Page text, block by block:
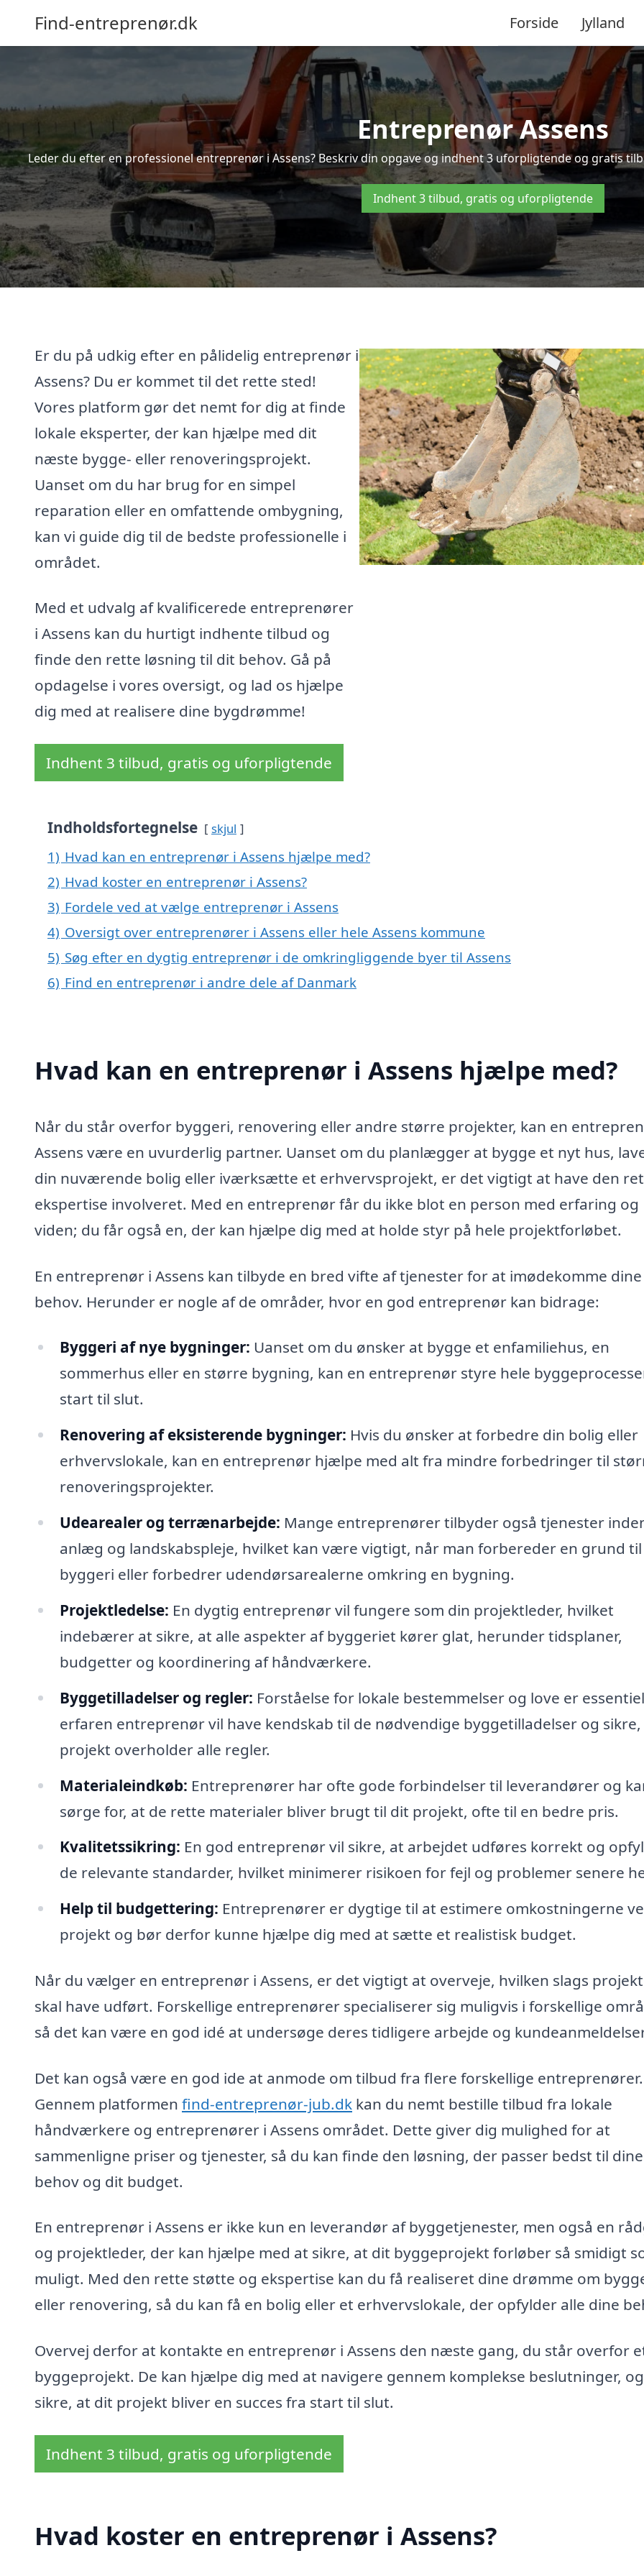
Find-entreprenør.dk Forside Jylland
Entreprenør Assens
Leder du efter en professionel entreprenør i Assens? Beskriv din opgave og indhent 3 uforpligtende og gratis
Indhent 3 tilbud, gratis og uforpligtende
Er du på udkig efter en pålidelig entreprenør i
Assens? Du er kommet til det rette sted!
Vores platform gør det nemt for dig at finde
lokale eksperter, der kan hjælpe med dit
næste bygge- eller renoveringsprojekt.
Uanset om du har brug for en simpel
reparation eller en omfattende ombygning,
kan vi guide dig til de bedste professionelle i
området.
Med et udvalg af kvalificerede entreprenører
i Assens kan du hurtigt indhente tilbud og
finde den rette løsning til dit behov. Gå på
opdagelse i vores oversigt, og lad os hjælpe
dig med at realisere dine bygdrømme!
Indhent 3 tilbud, gratis og uforpligtende
Indholdsfortegnelse skjul
1) Hvad kan en entreprenør i Assens hjælpe med?
2) Hvad koster en entreprenør i Assens?
3) Fordele ved at vælge entreprenør i Assens
4) Oversigt over entreprenører i Assens eller hele Assens kommune
5) Søg efter en dygtig entreprenør i de omkringliggende byer til Assens
6) Find en entreprenør i andre dele af Danmark
Hvad kan en entreprenør i Assens hjælpe med?
Når du står overfor byggeri, renovering eller andre større projekter, kan en
Assens være en uvurderlig partner. Uanset om du planlægger at bygge et nyt hus,
din nuværende bolig eller iværksætte et erhvervsprojekt, er det vigtigt at have den
ekspertise involveret. Med en entreprenør får du ikke blot en person med erfaring og
viden; du får også en, der kan hjælpe dig med at holde styr på hele projektforløbet.
En entreprenør i Assens kan tilbyde en bred vifte af tjenester for at imødekomme dine
behov. Herunder er nogle af de områder, hvor en god entreprenør kan bidrage:
Byggeri af nye bygninger: Uanset om du ønsker at bygge et enfamiliehus, en
sommerhus eller en større bygning, kan en entreprenør styre hele
start til slut.
Renovering af eksisterende bygninger: Hvis du ønsker at forbedre din bolig eller
erhvervslokale, kan en entreprenør hjælpe med alt fra mindre forbedringer til
renoveringsprojekter.
Udearealer og terrænarbejde: Mange entreprenører tilbyder også tjenester
anlæg og landskabspleje, hvilket kan være vigtigt, når man forbereder en grund til
byggeri eller forbedrer udendørsarealerne omkring en bygning.
Projektledelse: En dygtig entreprenør vil fungere som din projektleder, hvilket
indebærer at sikre, at alle aspekter af byggeriet kører glat, herunder tidsplaner,
budgetter og koordinering af håndværkere.
Byggetilladelser og regler: Forståelse for lokale bestemmelser og love er
erfaren entreprenør vil have kendskab til de nødvendige byggetilladelser og
projekt overholder alle regler.
Materialeindkøb: Entreprenører har ofte gode forbindelser til leverandører og
sørge for, at de rette materialer bliver brugt til dit projekt, ofte til en bedre pris.
Kvalitetssikring: En god entreprenør vil sikre, at arbejdet udføres korrekt og
de relevante standarder, hvilket minimerer risikoen for fejl og problemer senere
Help til budgettering: Entreprenører er dygtige til at estimere omkostningerne
projekt og bør derfor kunne hjælpe dig med at sætte et realistisk budget.
Når du vælger en entreprenør i Assens, er det vigtigt at overveje, hvilken slags
skal have udført. Forskellige entreprenører specialiserer sig muligvis i forskellige
så det kan være en god idé at undersøge deres tidligere arbejde og
Det kan også være en god ide at anmode om tilbud fra flere forskellige entreprenører.
Gennem platformen find-entreprenør-jub.dk kan du nemt bestille tilbud fra lokale
håndværkere og entreprenører i Assens området. Dette giver dig mulighed for at
sammenligne priser og tjenester, så du kan finde den løsning, der passer bedst til dine
behov og dit budget.
En entreprenør i Assens er ikke kun en leverandør af byggetjenester, men også en
og projektleder, der kan hjælpe med at sikre, at dit byggeprojekt forløber så smidigt
muligt. Med den rette støtte og ekspertise kan du få realiseret dine drømme om
eller renovering, så du kan få en bolig eller et erhvervslokale, der opfylder alle dine
Overvej derfor at kontakte en entreprenør i Assens den næste gang, du står overfor
byggeprojekt. De kan hjælpe dig med at navigere gennem komplekse beslutninger, og
sikre, at dit projekt bliver en succes fra start til slut.
Indhent 3 tilbud, gratis og uforpligtende
Hvad koster en entreprenør i Assens?